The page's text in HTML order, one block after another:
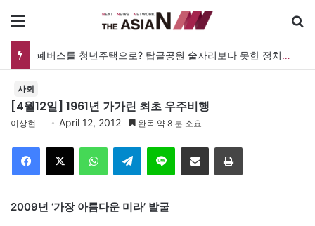
폐버스를 청년주택으로? 탑골공원 술자리보다 못한 정치의 상상력
사회
[4월12일] 1961년 가가린 최초 우주비행
이상현 April 12, 2012 완독 약 8 분 소요
Telegram 이메일
2009년 ‘가장 아름다운 미라’ 발굴